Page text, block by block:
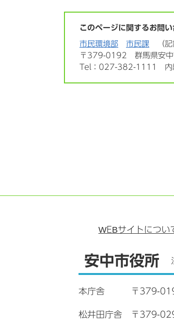
このページに関するお問
市民環境部 市民課
記
〒379-0192
群馬県安
Tel：027-382-1111 内
WEBサイトについ
安中市役所
本庁舎 〒379-
松井田庁舎 〒379-